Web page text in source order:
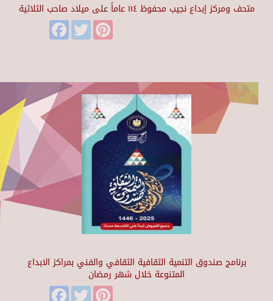
متحف ومركز إبداع نجيب محفوظ ١١٤ عاماً على ميلاد صاحب الثلاثية
FacebookTwitter
برنامج صندوق التنمية الثقافية الثقافي والفني بمراكز الابداع
المتنوعة خلال شهر رمضان
FacebookTwitter